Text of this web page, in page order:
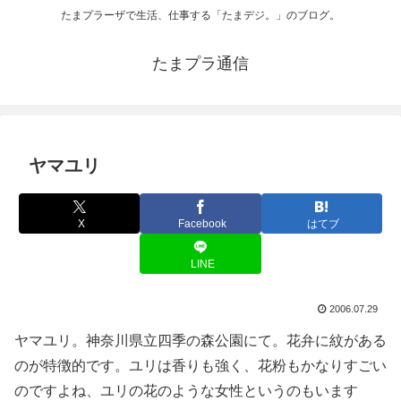
たまプラーザで生活、仕事する「たまデジ。」のブログ。
たまプラ通信
ヤマユリ
X Facebook はてブ
LINE
2006.07.29
ヤマユリ。神奈川県立四季の森公園にて。花弁に紋がある
のが特徴的です。ユリは香りも強く、花粉もかなりすごい
のですよね、ユリの花のような女性というのもいます